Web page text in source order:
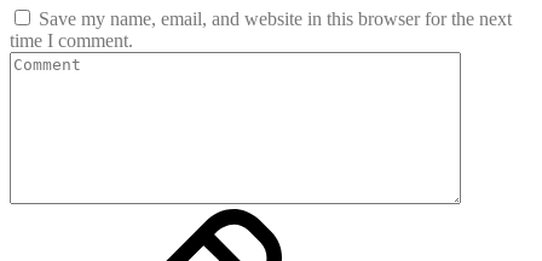
Save my name, email, and website in this browser for the next
time I comment.